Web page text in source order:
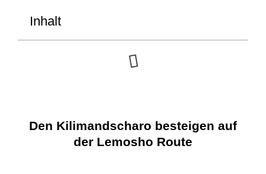
Inhalt
Den Kilimandscharo besteigen auf
der Lemosho Route